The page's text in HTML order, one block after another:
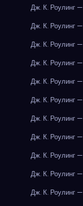
Дж. К. Роулинг
Дж. К. Роулинг
Дж. К. Роулинг
Дж. К. Роулинг
Дж. К. Роулинг
Дж. К. Роулинг
Дж. К. Роулинг
Дж. К. Роулинг
Дж. К. Роулинг
Дж. К. Роулинг
Дж. К. Роулинг